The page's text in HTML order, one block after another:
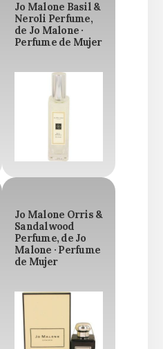
Jo Malone Basil &
Neroli Perfume,
de Jo Malone ·
Perfume de Mujer
Jo Malone Orris &
Sandalwood
Perfume, de Jo
Malone · Perfume
de Mujer